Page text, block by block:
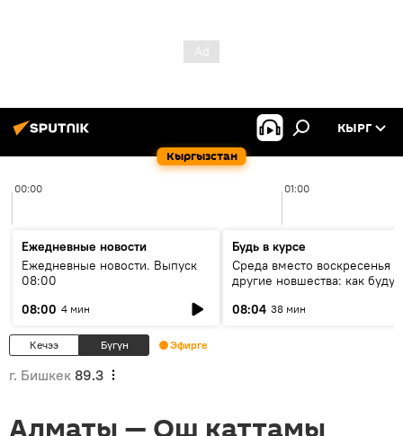
Кыргызстан
КЫРГ
00:00 01:00
Ежедневные новости
Ежедневные новости. Выпуск
08:00
08:00 4 мин
Будь в курсе
Среда вместо воскресенья и
другие новшества: как будут
08:04 38 мин
Кечээ Бүгүн Эфирге
г. Бишкек 89.3